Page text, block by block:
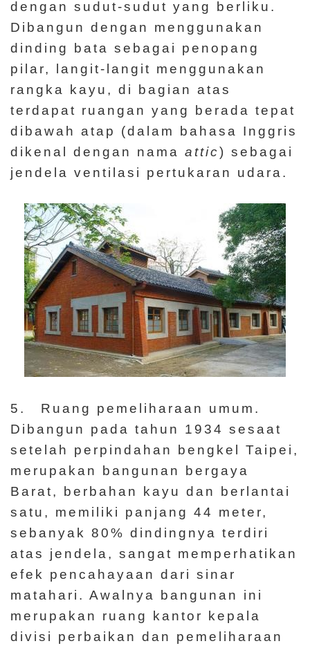
dengan sudut-sudut yang berliku.
Dibangun dengan menggunakan
dinding bata sebagai penopang
pilar, langit-langit menggunakan
rangka kayu, di bagian atas
terdapat ruangan yang berada tepat
dibawah atap (dalam bahasa Inggris
dikenal dengan nama attic) sebagai
jendela ventilasi pertukaran udara.
5. Ruang pemeliharaan umum.
Dibangun pada tahun 1934 sesaat
setelah perpindahan bengkel Taipei,
merupakan bangunan bergaya
Barat, berbahan kayu dan berlantai
satu, memiliki panjang 44 meter,
sebanyak 80% dindingnya terdiri
atas jendela, sangat memperhatikan
efek pencahayaan dari sinar
matahari. Awalnya bangunan ini
merupakan ruang kantor kepala
divisi perbaikan dan pemeliharaan